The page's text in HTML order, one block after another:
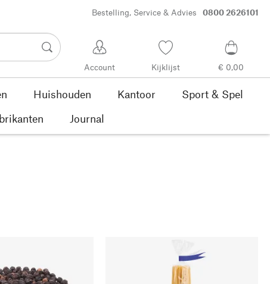
Bestelling, Service & Advies 0800 2626101
Account Kijklijst € 0,00
Huishouden Kantoor
Sport & Spel
Journal